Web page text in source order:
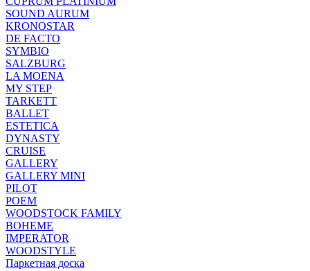
SOUND AURUM
KRONOSTAR
DE FACTO
SYMBIO
SALZBURG
LA MOENA
MY STEP
TARKETT
BALLET
ESTETICA
DYNASTY
CRUISE
GALLERY
GALLERY MINI
PILOT
POEM
WOODSTOCK FAMILY
BOHEME
IMPERATOR
WOODSTYLE
Паркетная доска